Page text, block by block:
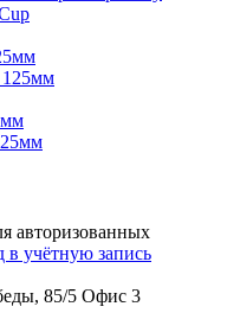
авторизованных
в учётную запись
85/5 Офис 3